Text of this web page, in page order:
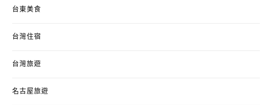
台東美食
台灣住宿
台灣旅遊
名古屋旅遊